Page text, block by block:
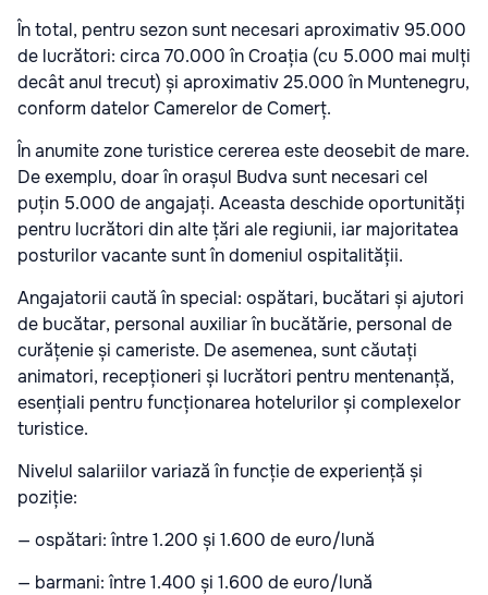
În total, pentru sezon sunt necesari aproximativ 95.000
de lucrători: circa 70.000 în Croația (cu 5.000 mai mulți
decât anul trecut) și aproximativ 25.000 în Muntenegru,
conform datelor Camerelor de Comerț.
În anumite zone turistice cererea este deosebit de mare.
De exemplu, doar în orașul Budva sunt necesari cel
puțin 5.000 de angajați. Aceasta deschide oportunități
pentru lucrători din alte țări ale regiunii, iar majoritatea
posturilor vacante sunt în domeniul ospitalității.
Angajatorii caută în special: ospătari, bucătari și ajutori
de bucătar, personal auxiliar în bucătărie, personal de
curățenie și cameriste. De asemenea, sunt căutați
animatori, recepționeri și lucrători pentru mentenanță,
esențiali pentru funcționarea hotelurilor și complexelor
turistice.
Nivelul salariilor variază în funcție de experiență și
poziție:
— ospătari: între 1.200 și 1.600 de euro/lună
— barmani: între 1.400 și 1.600 de euro/lună